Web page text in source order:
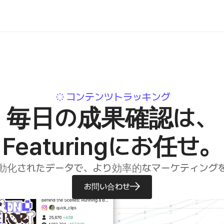
コンテンツトラッキング
毎日の成果確認は、
Featuringにお任せ。
化されたデータで、より効率的なマーケティング
お問い合わせ